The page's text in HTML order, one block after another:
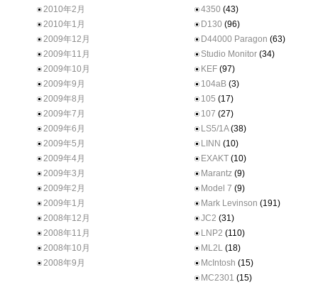
2010年2月
2010年1月
2009年12月
2009年11月
2009年10月
2009年9月
2009年8月
2009年7月
2009年6月
2009年5月
2009年4月
2009年3月
2009年2月
2009年1月
2008年12月
2008年11月
2008年10月
2008年9月
4350 (43)
D130 (96)
D44000 Paragon (63)
Studio Monitor (34)
KEF (97)
104aB (3)
105 (17)
107 (27)
LS5/1A(38)
LINN (10)
EXAKT (10)
Marantz (9)
Model 7 (9)
Mark Levinson (191)
JC2 (31)
LNP2 (110)
ML2L (18)
McIntosh (15)
MC2301 (15)